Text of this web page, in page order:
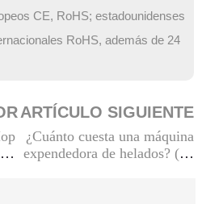
CE, RoHS; estadounidenses
RoHS, además de 24
ARTÍCULO SIGUIENTE
¿Cuánto cuesta una máquina
expendedora de helados? (20